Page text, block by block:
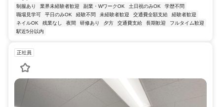
制服あり 業界未経験者歓迎 副業・WワークOK 土日祝のみOK
学歴不問
職場見学可
平日のみOK 経験不問 未経験者歓迎 交通費全額支給
経験者歓迎
ネイルOK
残業なし 夜間 研修あり 夕方 交通費支給 長期歓迎
フルタイム歓迎
駅近5分以内
正社員